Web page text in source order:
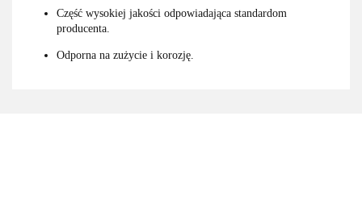
Część wysokiej jakości odpowiadająca standardom
producenta.
Odporna na zużycie i korozję.